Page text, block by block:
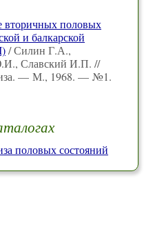
вторичных половых
и балкарской
/ Силин Г.А.,
Славский И.П. //
— М., 1968. — №1.
половых состояний